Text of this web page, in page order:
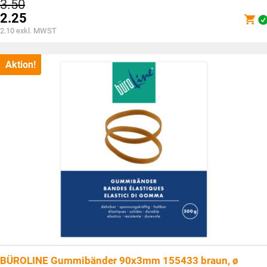
3.50Ursprünglicher
Preis
war:
CHF3.50
2.25
Aktueller
ist:
CHF2.25.
2.10 exkl. MWST
Aktion!
BÜROLINE Gummibänder 90x3mm 155433 braun, ø